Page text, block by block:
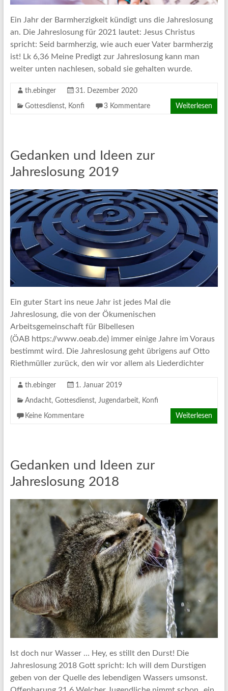
Ein Jahr der Barmherzigkeit kündigt uns die Jahreslosung
an. Die Jahreslosung für 2021 lautet: Jesus Christus
spricht: Seid barmherzig, wie auch euer Vater barmherzig
ist! Lk 6,36 Meine Predigt zur Jahreslosung kann man
weiter unten nachlesen, sobald sie gehalten wurde.
th.ebinger 31. Dezember 2020
Gottesdienst, Konfi 3 Kommentare Weiterlesen
Gedanken und Ideen zur
Jahreslosung 2019
Ein guter Start ins neue Jahr ist jedes Mal die
Jahreslosung, die von der Ökumenischen
Arbeitsgemeinschaft für Bibellesen
(ÖAB https://www.oeab.de) immer einige Jahre im Voraus
bestimmt wird. Die Jahreslosung geht übrigens auf Otto
Riethmüller zurück, den wir vor allem als Liederdichter
th.ebinger 1. Januar 2019
Andacht, Gottesdienst, Jugendarbeit, Konfi
Keine Kommentare Weiterlesen
Gedanken und Ideen zur
Jahreslosung 2018
Ist doch nur Wasser … Hey, es stillt den Durst! Die
Jahreslosung 2018 Gott spricht: Ich will dem Durstigen
geben von der Quelle des lebendigen Wassers umsonst.